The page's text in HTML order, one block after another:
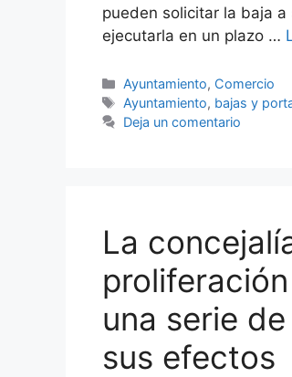
pueden solicitar la baja
ejecutarla en un plazo …
Categorías
Ayuntamiento, Comercio
Etiquetas
Ayuntamiento, bajas y
Deja un comentario
La
una serie
sus efectos